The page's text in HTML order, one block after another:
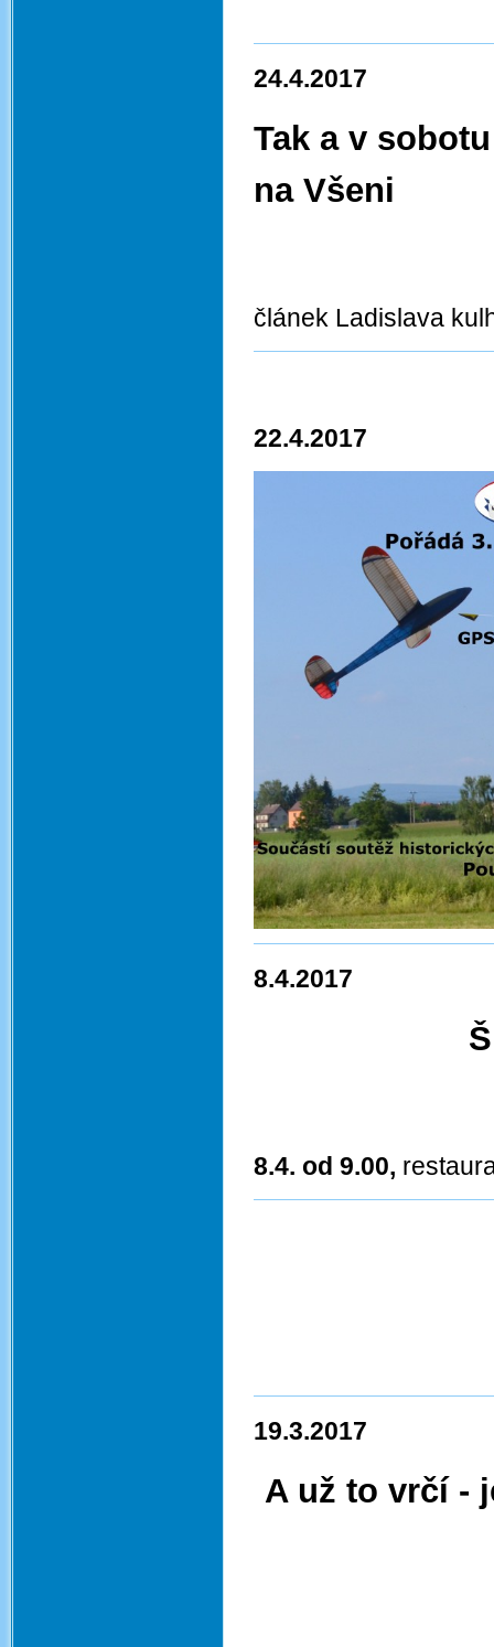
24.4.2017
Tak a v
na Všeni
článek Ladislava
22.4.2017
8.4.2017
8.4. od 9.00,
19.3.2017
A už to vrčí -